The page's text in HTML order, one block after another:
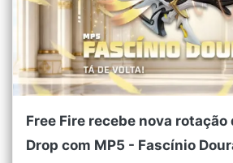
Free Fire recebe nova rotação
Drop com MP5 - Fascínio